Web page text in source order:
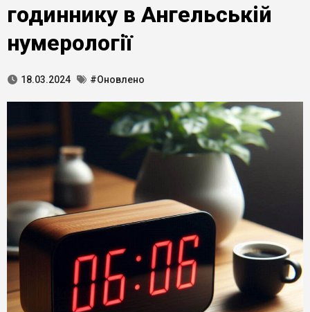
годиннику в Ангельській
нумерології
18.03.2024 #Оновлено